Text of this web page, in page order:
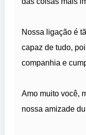
Nossa ligação é
capaz de tudo,
companhia e
Amo muito você,
nossa amizade